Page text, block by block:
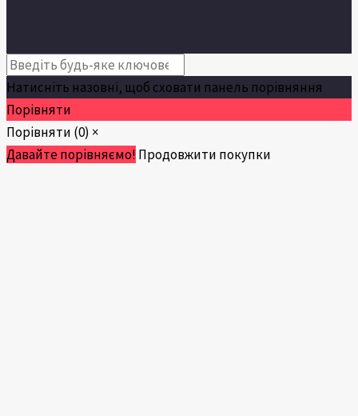
Натисніть назовні, щоб сховати панель порівняння
Порівняти
Порівняти (0) ×
Давайте порівняємо! Продовжити покупки